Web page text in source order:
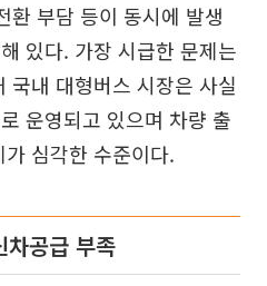
환 부담 등이 동시에 발생
있다. 가장 시급한 문제는
국내 대형버스 시장은 사실
운영되고 있으며 차량 출
심각한 수준이다.
차공급 부족